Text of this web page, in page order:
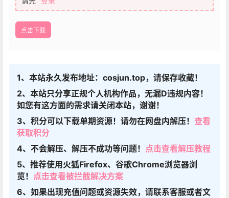
点击下载
1、本站永久发布地址：cosjun.top，请保存收藏！
2、本站只分享正规个人机构作品，无漏D违规内容！
如您有这方面的需求请关闭本站，谢谢！
3、积分可以下载单期资源！请勿在网盘内解压！ 查看
获取积分
4、不会解压、解压不成功等问题！ 点击查看解压教程
5、推荐使用火狐Firefox、谷歌Chrome浏览器浏
览！ 点击查看被拦截解决方案
6、如果出现充值问题或资源失效，请联系客服或者文